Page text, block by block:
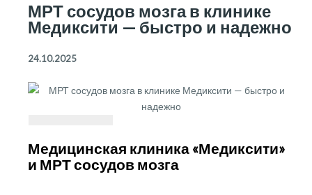
МРТ сосудов мозга в клинике
Медиксити — быстро и надежно
24.10.2025
Медицинская клиника «Медиксити»
и МРТ сосудов мозга